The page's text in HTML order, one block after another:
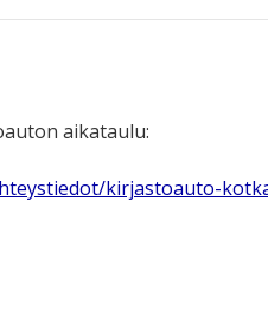
aikataulu:
kirjastoauto-